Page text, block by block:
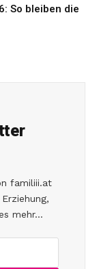
So bleiben die
familiii.at
mehr...